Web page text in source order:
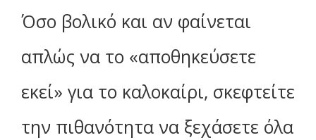
Όσο βολικό και αν φαίνεται
απλώς να το «αποθηκεύσετε
εκεί» για το καλοκαίρι, σκεφτείτε
την πιθανότητα να ξεχάσετε όλα